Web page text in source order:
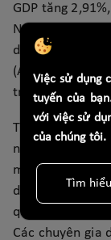
GDP tăng
Nam cũng là
dương trong
(ADB) dự báo
trở lại mức
Trong bức
nền kinh tế thì
mảng màu tươi
dù không bằng
quy mô của thị
Các chuyên
Việc sử dụng
tuyến của
với việc sử
của chúng tôi.
Tìm